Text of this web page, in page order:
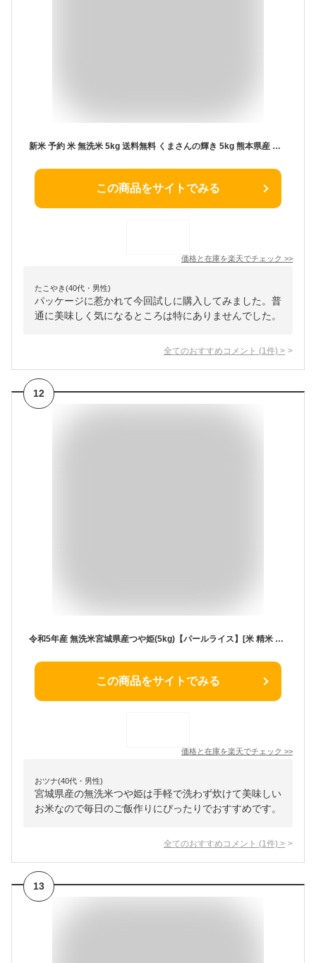
新米 予約 米 無洗米 5kg 送料無料 くまさんの輝き 5kg 熊本県産 令和6年産 米 5kg 米5キロ 無洗米 送料無料 5kg 備蓄米 非常用
この商品をサイトでみる
価格と在庫を楽天でチェック >>
たこやき(40代・男性)
パッケージに惹かれて今回試しに購入してみました。普
通に美味しく気になるところは特にありませんでした。
全てのおすすめコメント (1 件) >
12
令和5年産 無洗米宮城県産つや姫(5kg)【パールライス】[米 精米 無洗米 宮城 つや姫 パールライス]
この商品をサイトでみる
価格と在庫を楽天でチェック >>
おツナ(40代・男性)
宮城県産の無洗米つや姫は手軽で洗わず炊けて美味しい
お米なので毎日のご飯作りにぴったりでおすすめです。
全てのおすすめコメント (1 件) >
13